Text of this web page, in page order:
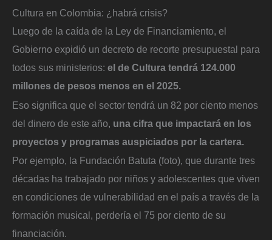
Cultura en Colombia: ¿habrá crisis?
Luego de la caída de la Ley de Financiamiento, el
Gobierno expidió un decreto de recorte presupuestal para
todos sus ministerios: el de Cultura tendrá 124.000
millones de pesos menos en el 2025.
Eso significa que el sector tendrá un 82 por ciento menos
del dinero de este año, una cifra que impactará en los
proyectos y programas auspiciados por la cartera.
Por ejemplo, la Fundación Batuta (foto), que durante tres
décadas ha trabajado por niños y adolescentes que viven
en condiciones de vulnerabilidad en el país a través de la
formación musical, perdería el 75 por ciento de su
financiación.